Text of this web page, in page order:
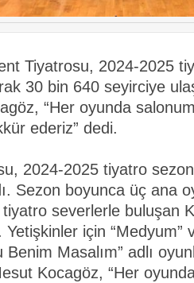
Tiyatrosu, 2024-2025
30 bin 640 seyirciye
“Her oyunda
ederiz” dedi.
2024-2025 tiyatro
Sezon boyunca üç ana
tiyatro severlerle buluşan
için “Medyum”
Benim Masalım” adlı
Kocagöz, “Her